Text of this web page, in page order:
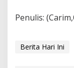
Penulis:
Berita Hari Ini